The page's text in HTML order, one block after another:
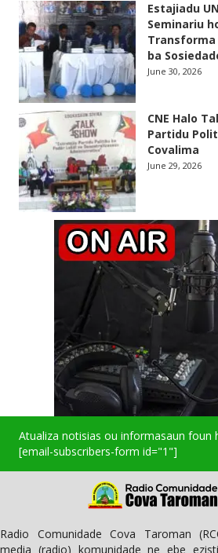
Estajiadu
Seminariu
ba
June 30, 2026
CNE Halo
Partidu
Covalima
June 29, 2026
Atualiza notisias ou informasaun foun
[email-subscribers-form id="1"]
Radio Comunidade Cova Taroman
media (radio) komunidade ne ebe